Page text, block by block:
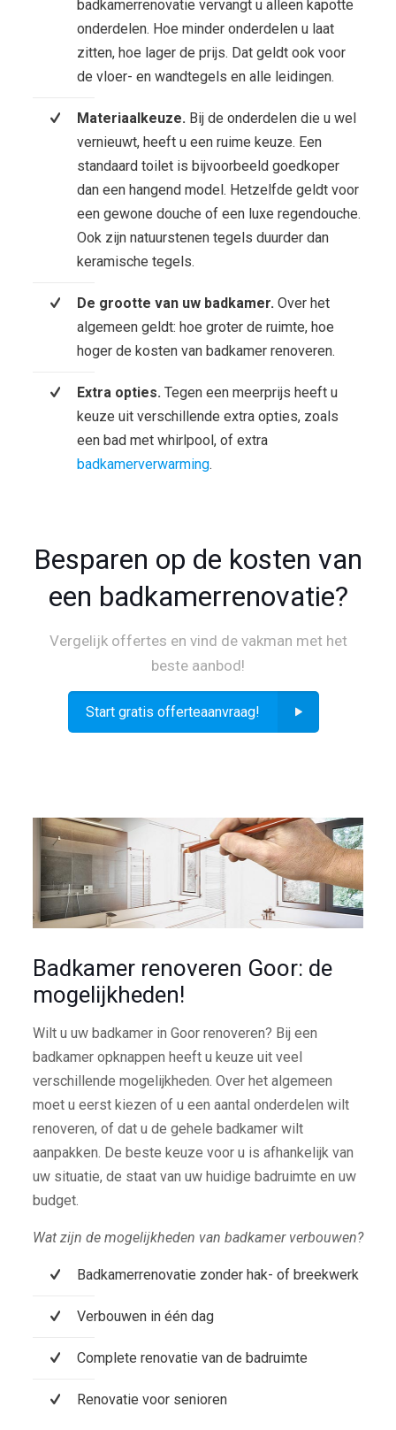
badkamerrenovatie vervangt u alleen kapotte
onderdelen. Hoe minder onderdelen u laat
zitten, hoe lager de prijs. Dat geldt ook voor
de vloer- en wandtegels en alle leidingen.
Materiaalkeuze. Bij de onderdelen die u wel
vernieuwt, heeft u een ruime keuze. Een
standaard toilet is bijvoorbeeld goedkoper
dan een hangend model. Hetzelfde geldt voor
een gewone douche of een luxe regendouche.
Ook zijn natuurstenen tegels duurder dan
keramische tegels.
De grootte van uw badkamer. Over het
algemeen geldt: hoe groter de ruimte, hoe
hoger de kosten van badkamer renoveren.
Extra opties. Tegen een meerprijs heeft u
keuze uit verschillende extra opties, zoals
een bad met whirlpool, of extra
badkamerverwarming.
Besparen op de kosten van
een badkamerrenovatie?
Vergelijk offertes en vind de vakman met het
beste aanbod!
Start gratis offerteaanvraag!
Badkamer renoveren Goor: de
mogelijkheden!
Wilt u uw badkamer in Goor renoveren? Bij een
badkamer opknappen heeft u keuze uit veel
verschillende mogelijkheden. Over het algemeen
moet u eerst kiezen of u een aantal onderdelen wilt
renoveren, of dat u de gehele badkamer wilt
aanpakken. De beste keuze voor u is afhankelijk van
uw situatie, de staat van uw huidige badruimte en uw
budget.
Wat zijn de mogelijkheden van badkamer verbouwen?
Badkamerrenovatie zonder hak- of breekwerk
Verbouwen in één dag
Complete renovatie van de badruimte
Renovatie voor senioren